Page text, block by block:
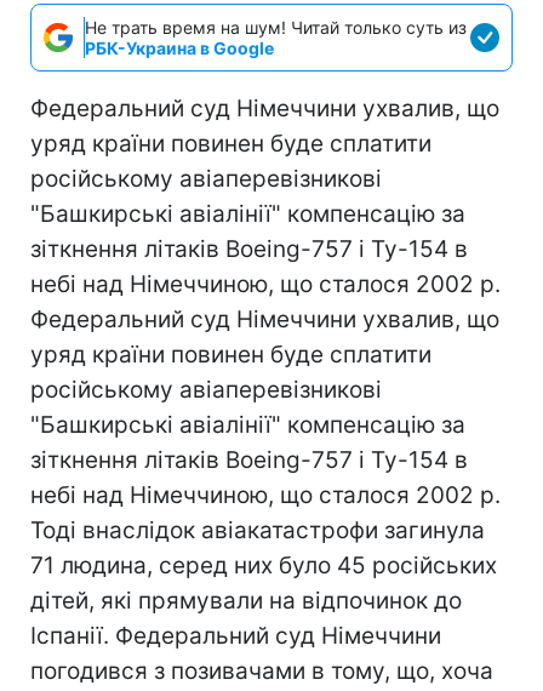
Не трать время на шум! Читай только суть из
РБК-Украина в Google
Федеральний суд Німеччини ухвалив, що
уряд країни повинен буде сплатити
російському авіаперевізникові
"Башкирські авіалінії" компенсацію за
зіткнення літаків Boeing-757 і Ту-154 в
небі над Німеччиною, що сталося 2002 р.
Федеральний суд Німеччини ухвалив, що
уряд країни повинен буде сплатити
російському авіаперевізникові
"Башкирські авіалінії" компенсацію за
зіткнення літаків Boeing-757 і Ту-154 в
небі над Німеччиною, що сталося 2002 р.
Тоді внаслідок авіакатастрофи загинула
71 людина, серед них було 45 російських
дітей, які прямували на відпочинок до
Іспанії. Федеральний суд Німеччини
погодився з позивачами в тому, що, хоча